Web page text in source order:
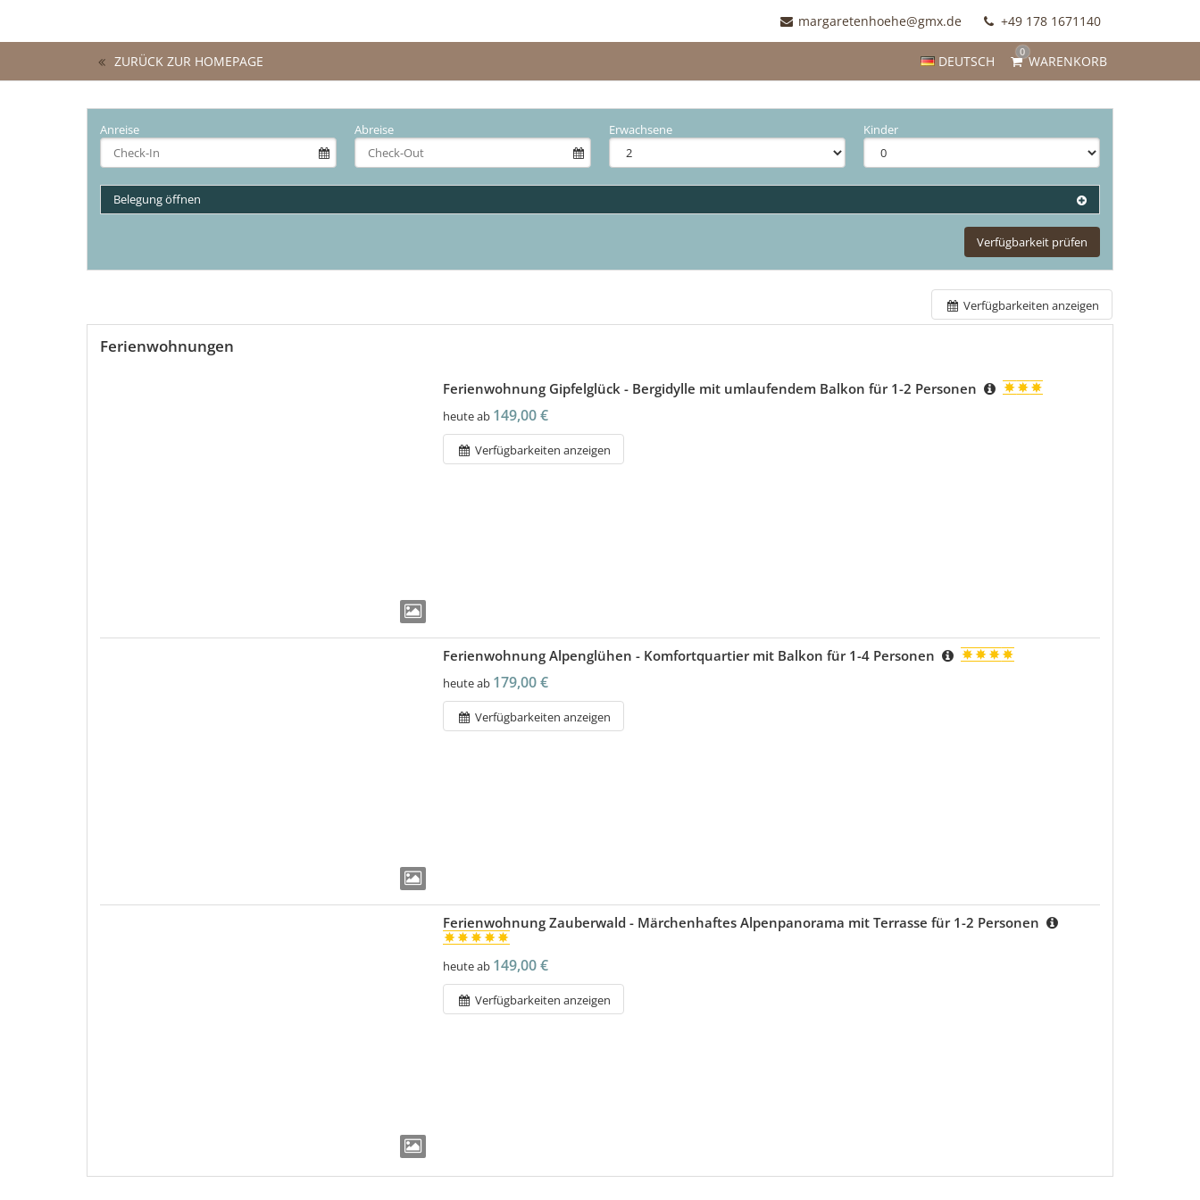
margaretenhoehe@gmx.de +49 178 1671140
DEUTSCH
0
WARENKORB
ZURÜCK ZUR HOMEPAGE
Anreise Abreise Erwachsene Kinder
Belegung öffnen
Verfügbarkeit prüfen
Verfügbarkeiten anzeigen
Ferienwohnungen
Ferienwohnung Gipfelglück - Bergidylle mit umlaufendem Balkon für 1-2 Personen
heute ab 149,00 €
Verfügbarkeiten anzeigen
Ferienwohnung Alpenglühen - Komfortquartier mit Balkon für 1-4 Personen
heute ab 179,00 €
Verfügbarkeiten anzeigen
Ferienwohnung Zauberwald - Märchenhaftes Alpenpanorama mit Terrasse für 1-2 Personen
heute ab 149,00 €
Verfügbarkeiten anzeigen